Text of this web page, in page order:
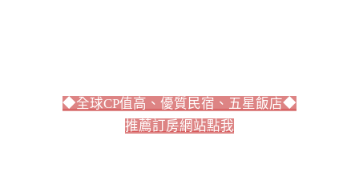
◆全球CP值高、優質民宿、五星飯店◆
推薦訂房網站點我